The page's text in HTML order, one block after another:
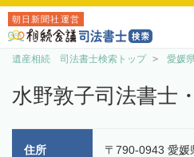
朝日新聞社運営
遺産相続 司法書士検索トップ 愛媛
水野敦子司法書士
住所
〒790-0943 愛媛